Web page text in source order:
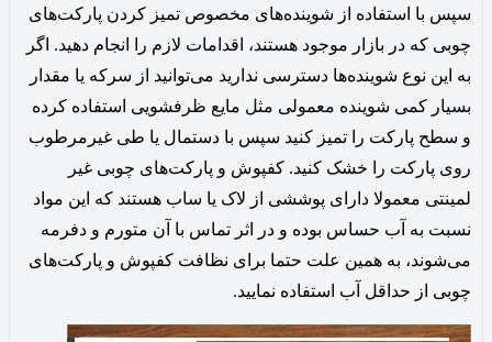
سپس با استفاده از شوینده‌های مخصوص تمیز کردن پارکت‌های
چوبی که در بازار موجود هستند، اقدامات لازم را انجام دهید. اگر
به این نوع شوینده‌ها دسترسی ندارید می‌توانید از سرکه یا مقدار
بسیار کمی شوینده معمولی مثل مایع ظرفشویی استفاده کرده
و سطح پارکت را تمیز کنید سپس با دستمال یا طی غیرمرطوب
روی پارکت را خشک کنید. کفپوش و پارکت‌های چوبی غیر
لمینتی معمولا دارای پوششی از لاک یا ساب هستند که این مواد
نسبت به آب حساس بوده و در اثر تماس با آن متورم و دفرمه
می‌شوند، به همین علت حتما برای نظافت کفپوش و پارکت‌های
چوبی از حداقل آب استفاده نمایید.